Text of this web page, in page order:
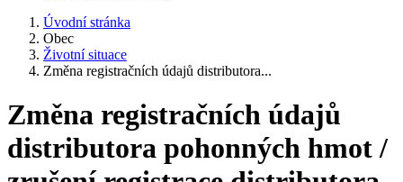
Úvodní stránka
Obec
Životní situace
Změna registračních údajů distributora...
Změna registračních údajů
distributora pohonných hmot /